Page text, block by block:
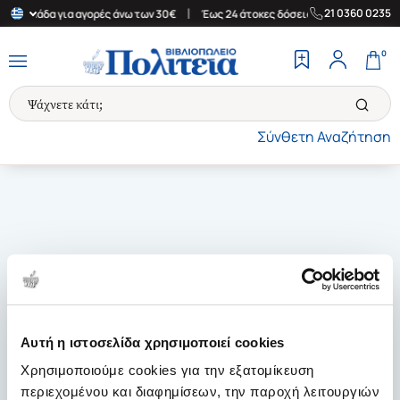
Αυτή η ιστοσελίδα χρησιμοποιεί cookies
Χρησιμοποιούμε cookies για την εξατομίκευση
περιεχομένου και διαφημίσεων, την παροχή λειτουργιών
Ελλάδα για αγορές άνω των 30€ Έως 24 άτοκες δόσεις |
21 0360 0235
Σύνθετη Αναζήτηση
0